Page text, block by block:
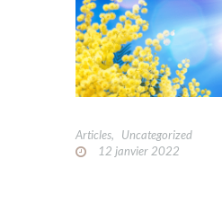
Articles,
Uncategorized
12 janvier 2022